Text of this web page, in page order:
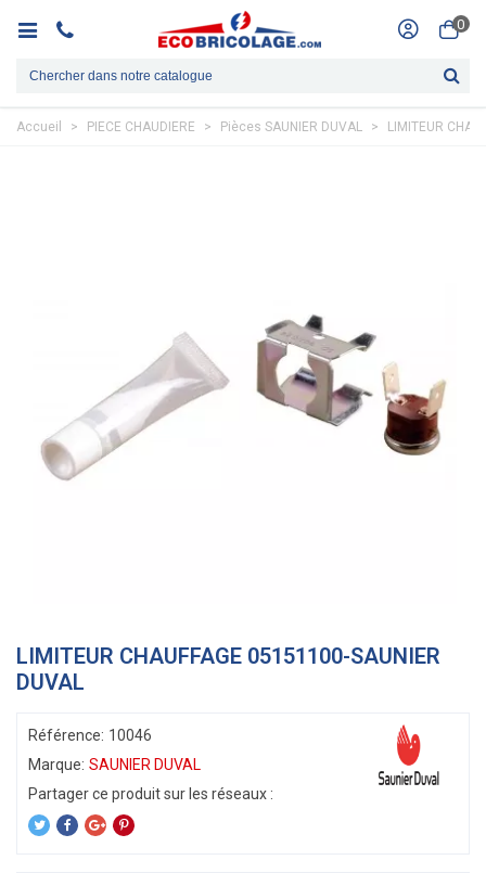
0
Accueil > PIECE CHAUDIERE > Pièces SAUNIER DUVAL > LIMITEUR
LIMITEUR CHAUFFAGE 05151100-SAUNIER
DUVAL
Référence: 10046
Marque: SAUNIER DUVAL